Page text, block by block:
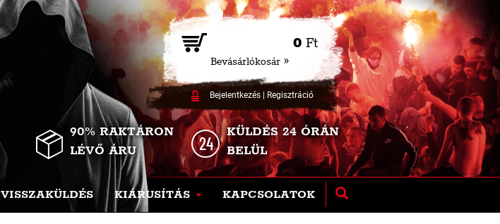
0 Ft
Bevásárlókosár »
Bejelentkezés| Regisztráció
90% RAKTÁRON
LÉVŐ ÁRU
KÜLDÉS 24 ÓRÁN
BELÜL
VISSZAKÜLDÉS KIÁRUSÍTÁS KAPCSOLATOK